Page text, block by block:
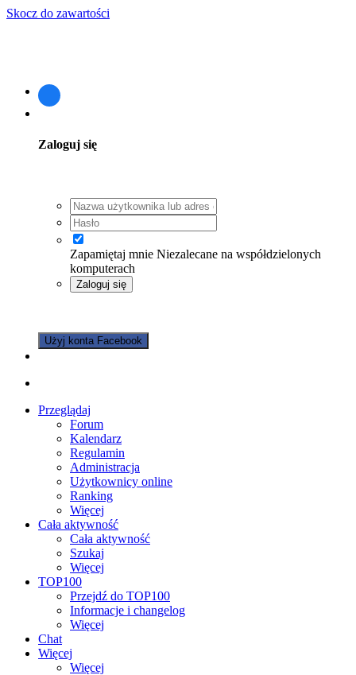
Skocz do zawartości
Zaloguj się
Zapamiętaj mnie Niezalecane na współdzielonych
komputerach
Zaloguj się
Użyj konta Facebook
Przeglądaj
Forum
Kalendarz
Regulamin
Administracja
Użytkownicy online
Ranking
Więcej
Cała aktywność
Cała aktywność
Szukaj
Więcej
TOP100
Przejdź do TOP100
Informacje i changelog
Więcej
Chat
Więcej
Więcej